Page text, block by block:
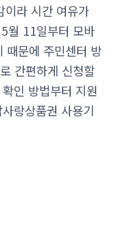
라 시간 여유가
월 11일부터 모바
때문에 주민센터 방
간편하게 신청할
인 방법부터 지원
랑상품권 사용기